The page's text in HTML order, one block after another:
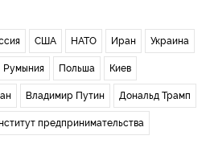
США НАТО Иран Украина
Румыния Польша Киев
Владимир Путин Дональд Трамп
предпринимательства